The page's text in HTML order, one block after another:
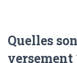
Quelles
versement